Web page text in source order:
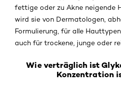
fettige oder zu Akne neigende
wird sie von Dermatologen,
Formulierung, für alle
auch für trockene, junge oder
Wie verträglich ist
Konzentration